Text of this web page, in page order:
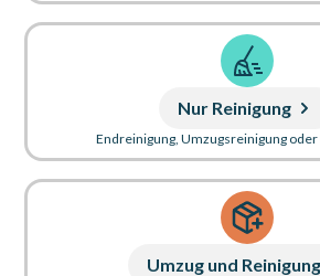
Nur Reinigung
Endreinigung, Umzugsreinigung
Umzug und Reinigung